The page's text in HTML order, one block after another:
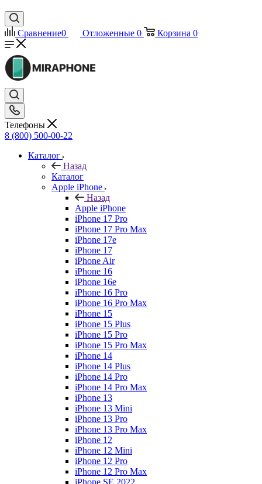
Сравнение0 Отложенные 0 Корзина 0
Телефоны
8 (800) 500-00-22
Каталог
Назад
Каталог
Apple iPhone
Назад
Apple iPhone
iPhone 17 Pro
iPhone 17 Pro Max
iPhone 17e
iPhone 17
iPhone Air
iPhone 16
iPhone 16e
iPhone 16 Pro
iPhone 16 Pro Max
iPhone 15
iPhone 15 Plus
iPhone 15 Pro
iPhone 15 Pro Max
iPhone 14
iPhone 14 Plus
iPhone 14 Pro
iPhone 14 Pro Max
iPhone 13
iPhone 13 Mini
iPhone 13 Pro
iPhone 13 Pro Max
iPhone 12
iPhone 12 Mini
iPhone 12 Pro
iPhone 12 Pro Max
iPhone SE 2022